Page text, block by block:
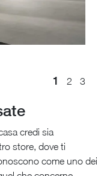
1 2 3
credi sia
store, dove ti
come uno dei